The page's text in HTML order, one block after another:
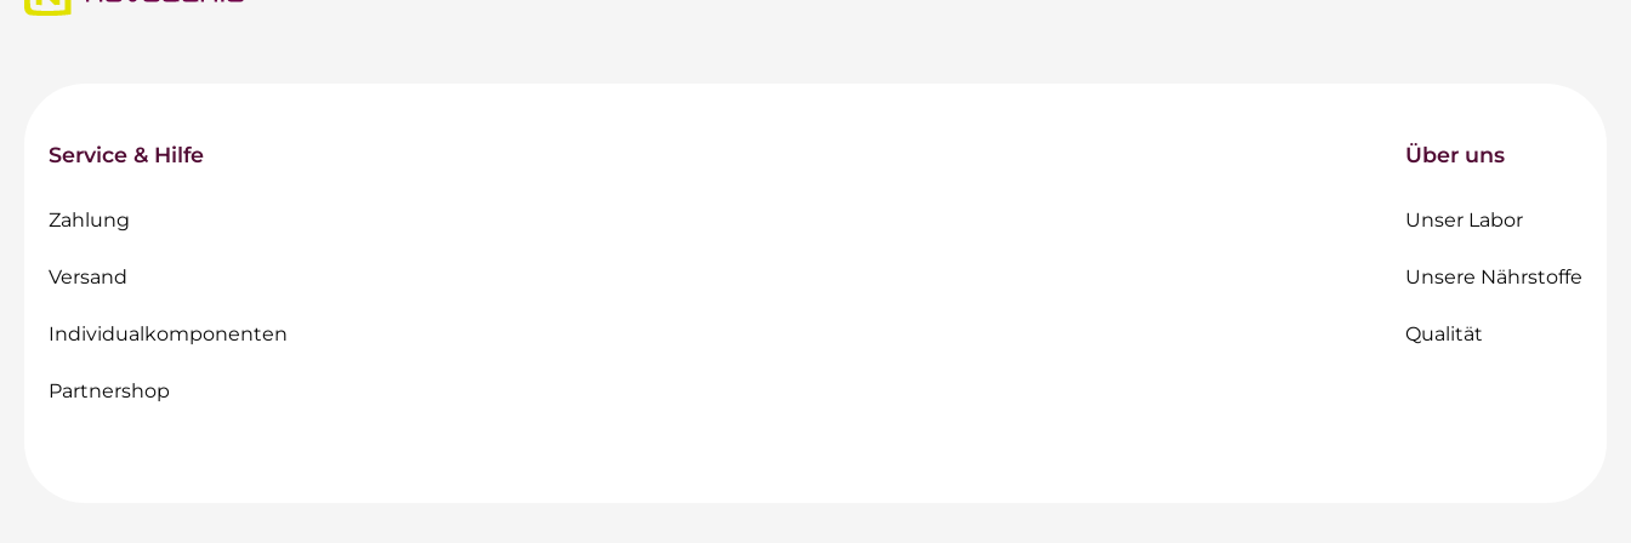
Service & Hilfe
Zahlung
Versand
Individualkomponenten
Partnershop
Über uns
Unser Labor
Unsere Nährstoffe
Qualität